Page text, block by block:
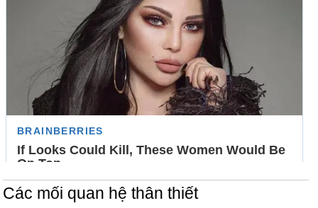
Các mối quan hệ thân thiết